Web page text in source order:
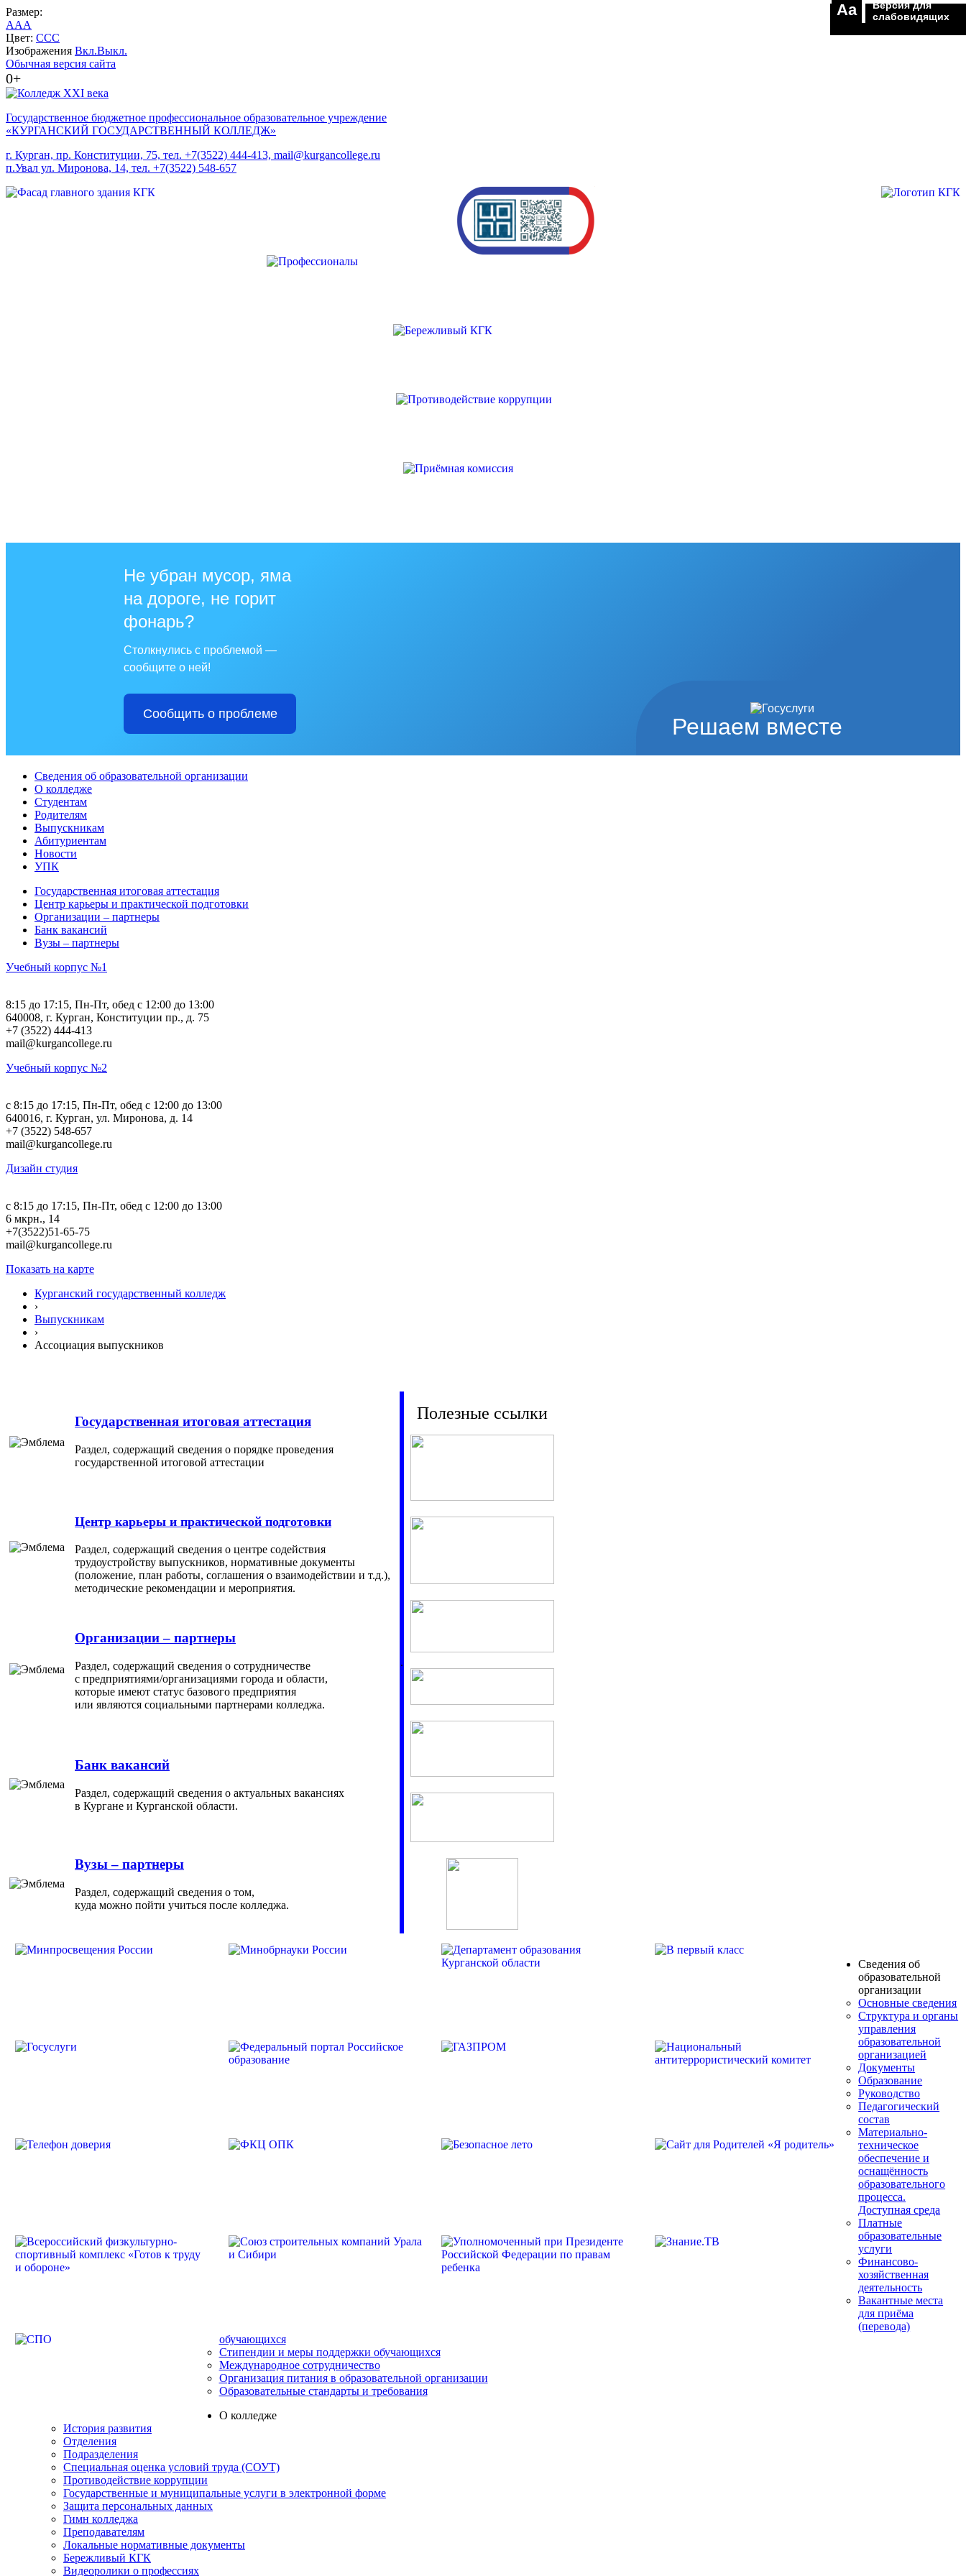
Размер:
AAA
Цвет: CCC
Изображения Вкл.Выкл.
Обычная версия сайта
0+
Aa
Версия для
слабовидящих
Государственное бюджетное профессиональное образовательное учреждение
«КУРГАНСКИЙ ГОСУДАРСТВЕННЫЙ КОЛЛЕДЖ»
г. Курган, пр. Конституции, 75, тел. +7(3522) 444-413, mail@kurgancollege.ru
п.Увал ул. Миронова, 14, тел. +7(3522) 548-657
Решаем вместе
Не убран мусор, яма
на дороге, не горит
фонарь?
Столкнулись с проблемой —
сообщите о ней!
Сообщить о проблеме
Сведения об образовательной организации
О колледже
Студентам
Родителям
Выпускникам
Абитуриентам
Новости
УПК
Государственная итоговая аттестация
Центр карьеры и практической подготовки
Организации – партнеры
Банк вакансий
Вузы – партнеры
Учебный корпус №1
8:15 до 17:15, Пн-Пт, обед с 12:00 до 13:00
640008, г. Курган, Конституции пр., д. 75
+7 (3522) 444-413
mail@kurgancollege.ru
Учебный корпус №2
c 8:15 до 17:15, Пн-Пт, обед с 12:00 до 13:00
640016, г. Курган, ул. Миронова, д. 14
+7 (3522) 548-657
mail@kurgancollege.ru
Дизайн студия
c 8:15 до 17:15, Пн-Пт, обед с 12:00 до 13:00
6 мкрн., 14
+7(3522)51-65-75
mail@kurgancollege.ru
Показать на карте
Курганский государственный колледж
›
Выпускникам
›
Ассоциация выпускников
Государственная итоговая аттестация
Раздел, содержащий сведения о порядке проведения
государственной итоговой аттестации
.
Полезные ссылки
Центр карьеры и практической подготовки
Раздел, содержащий сведения о центре содействия
трудоустройству выпускников, нормативные документы
(положение, план работы, соглашения о взаимодействии и т.д.),
методические рекомендации и мероприятия.
Организации – партнеры
Раздел, содержащий сведения о сотрудничестве
с предприятиями/организациями города и области,
которые имеют статус базового предприятия
или являются социальными партнерами колледжа.
Банк вакансий
Раздел, содержащий сведения о актуальных вакансиях
в Кургане и Курганской области.
Вузы – партнеры
Раздел, содержащий сведения о том,
куда можно пойти учиться после колледжа.
Сведения об
образовательной
организации
Основные сведения
Структура и органы
управления
образовательной
организацией
Документы
Образование
Руководство
Педагогический
состав
Материально-
техническое
обеспечение и
оснащённость
образовательного
процесса.
Доступная среда
Платные
образовательные
услуги
Финансово-
хозяйственная
деятельность
Вакантные места
для приёма
(перевода)
обучающихся
Стипендии и меры поддержки обучающихся
Международное сотрудничество
Организация питания в образовательной организации
Образовательные стандарты и требования
О колледже
История развития
Отделения
Подразделения
Специальная оценка условий труда (СОУТ)
Противодействие коррупции
Государственные и муниципальные услуги в электронной форме
Защита персональных данных
Гимн колледжа
Преподавателям
Локальные нормативные документы
Бережливый КГК
Видеоролики о профессиях